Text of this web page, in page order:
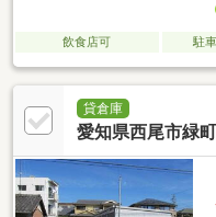
飲食店可 駐
貸倉庫
愛知県西尾市緑